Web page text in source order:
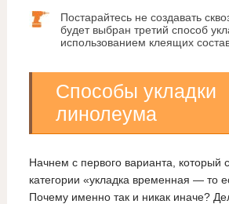
Постарайтесь не создавать
будет выбран третий способ
использованием клеящих
Способы укладки
линолеума
Начнем с первого варианта, который
категории «укладка временная — то
Почему именно так и никак иначе?